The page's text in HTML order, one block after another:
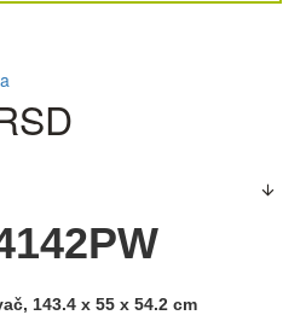
143.4 x 55 x 54.2 cm